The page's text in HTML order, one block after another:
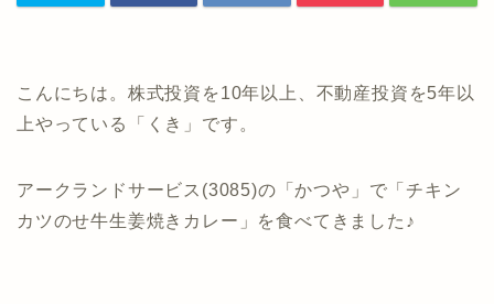
こんにちは。株式投資を10年以上、不動産投資を5年以
上やっている「くき」です。
アークランドサービス(3085)の「かつや」で「チキン
カツのせ牛生姜焼きカレー」を食べてきました♪